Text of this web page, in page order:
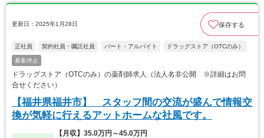
更新日：2025年1月28日 保存する
正社員 契約社員・嘱託社員 パート・アルバイト ドラッグストア（OTCのみ）
募集停止
ドラッグストア（OTCのみ）の薬剤師求人（法人名非公開 ※詳細はお問
合せください）
【福井県福井市】 スタッフ間の交流が盛んで情報交
換が気軽に行えるアットホームな社風です。
【月収】35.0万円～45.0万円